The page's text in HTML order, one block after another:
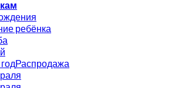
ребёнка